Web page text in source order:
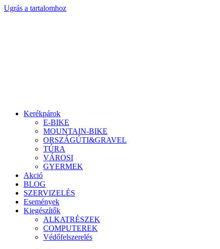
Ugrás a tartalomhoz
Kerékpárok
E-BIKE
MOUNTAIN-BIKE
ORSZÁGÚTI&GRAVEL
TÚRA
VÁROSI
GYERMEK
Akció
BLOG
SZERVIZELÉS
Események
Kiegészítők
ALKATRÉSZEK
COMPUTEREK
Védőfelszerelés